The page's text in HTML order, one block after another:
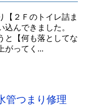
【２Ｆのトイレ詰ま
込んできました。
と【何も落としてな
がってく...
管つまり修理